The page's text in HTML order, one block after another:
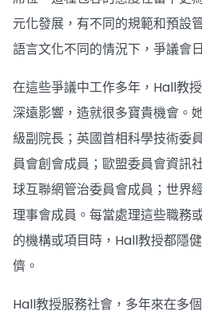
元化發展，有不同的規範和預設
語言文化不同的情況下，爭議會
在這些爭議中工作多年，Hall教
深遠影響，造就很多寶貴機會。
級副院長；英國首相科學技術委
員會創會成員；歐盟委員會資訊
球互聯網管治委員會成員；世界
理事會成員。每當處理這些職務
的機構或項目時，Hall教授都隱
儕。
Hall教授服務社會，多年來在多